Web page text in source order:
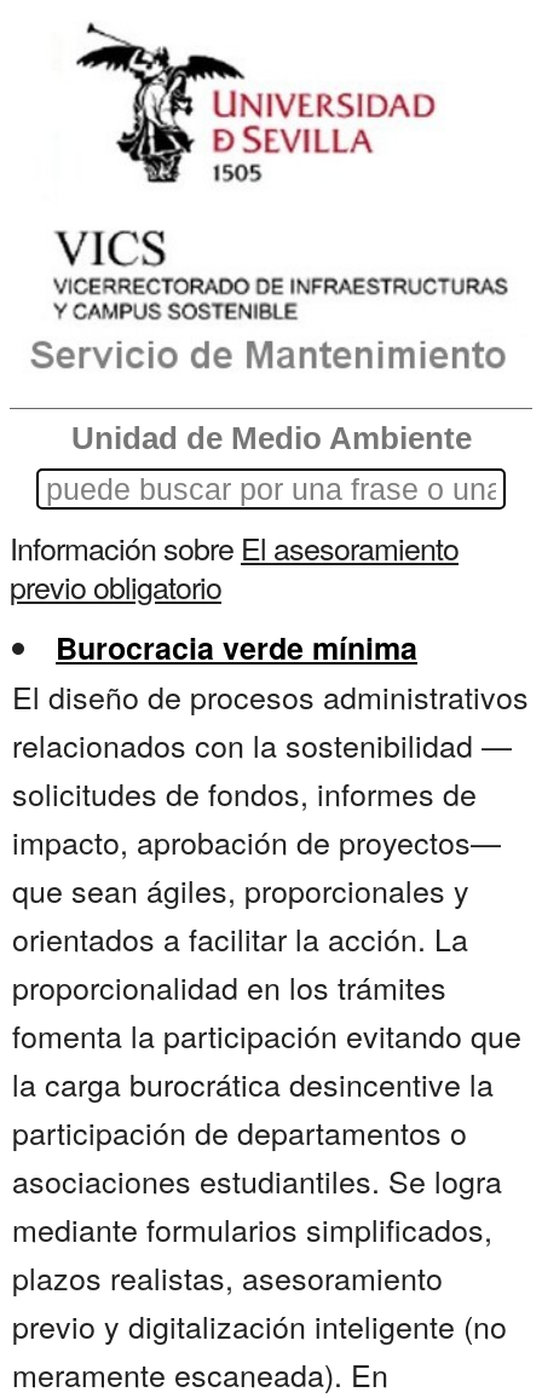
Unidad de Medio Ambiente
Información sobre El asesoramiento
previo obligatorio
Burocracia verde mínima
El diseño de procesos administrativos
relacionados con la sostenibilidad —
solicitudes de fondos, informes de
impacto, aprobación de proyectos—
que sean ágiles, proporcionales y
orientados a facilitar la acción. La
proporcionalidad en los trámites
fomenta la participación evitando que
la carga burocrática desincentive la
participación de departamentos o
asociaciones estudiantiles. Se logra
mediante formularios simplificados,
plazos realistas, asesoramiento
previo y digitalización inteligente (no
meramente escaneada). En